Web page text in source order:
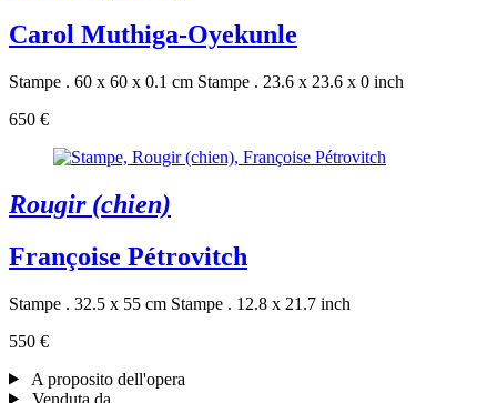
Carol Muthiga-Oyekunle
Stampe . 60 x 60 x 0.1 cm Stampe . 23.6 x 23.6 x 0 inch
650 €
Rougir (chien)
Françoise Pétrovitch
Stampe . 32.5 x 55 cm Stampe . 12.8 x 21.7 inch
550 €
A proposito dell'opera
Venduta da